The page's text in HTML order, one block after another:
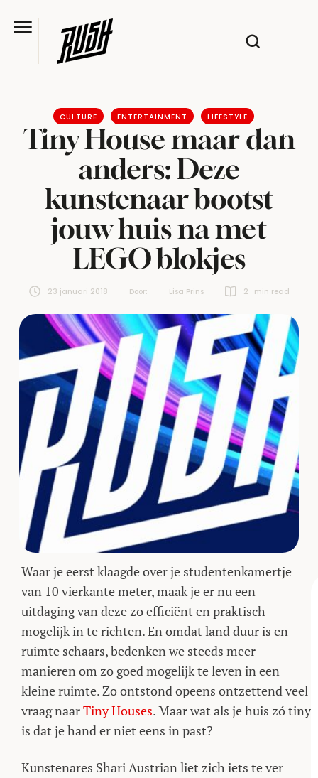
CULTURE ENTERTAINMENT LIFESTYLE
Tiny House maar dan
anders: Deze
kunstenaar bootst
jouw huis na met
LEGO blokjes
23 januari 2018 Door: Lisa Prins 2 min read
Waar je eerst klaagde over je studentenkamertje
van 10 vierkante meter, maak je er nu een
uitdaging van deze zo efficiënt en praktisch
mogelijk in te richten. En omdat land duur is en
ruimte schaars, bedenken we steeds meer
manieren om zo goed mogelijk te leven in een
kleine ruimte. Zo ontstond opeens ontzettend veel
vraag naarTiny Houses. Maar wat als je huis zó tiny
is dat je hand er niet eens in past?
Kunstenares Shari Austrian liet zich iets te ver